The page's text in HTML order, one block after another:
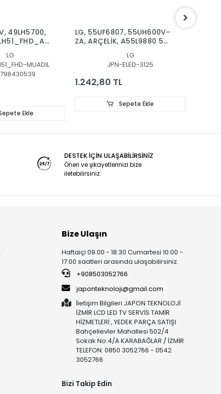
49LH5700,
LG
MUADIL
Ekle
LG, 55UF6807, 55UH600V-
ZA, ARÇELİK, A55L9880 5S,
6916L3126B, 6916L3125B,
6922L-0249A
LG
JPN-ELED-3125
1.242,80 TL
Sepete Ekle
DESTEK İÇİN ULAŞABİLİRSİNİZ
Öneri ve şikayetlerinizi bize
iletebilirsiniz.
Bize Ulaşın
Haftaiçi 09:00 - 18:30 Cumartesi 10:00 -
17:00 saatleri arasında ulaşabilirsiniz.
+908503052766
japonteknoloji@gmail.com
İletişim Bilgileri JAPON TEKNOLOJİ
İZMİR LCD LED TV SERVİS TAMİR
HİZMETLERİ , YEDEK PARÇA SATIŞI
Bahçelievler Mahallesi 502/4
Sokak No:4/A KARABAĞLAR / İZMİR
TELEFON: 0850 3052766 - 0542
3052766
Bizi Takip Edin